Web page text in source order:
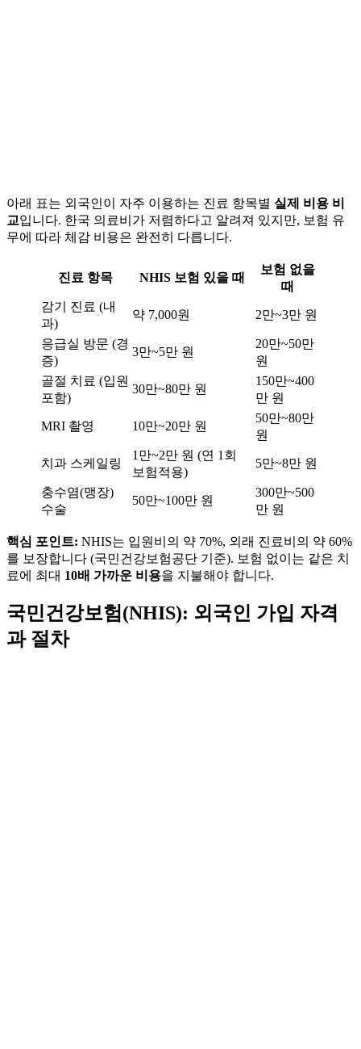
아래 표는 외국인이 자주 이용하는 진료 항목별 실제 비용 비
교입니다. 한국 의료비가 저렴하다고 알려져 있지만, 보험 유
무에 따라 체감 비용은 완전히 다릅니다.
진료 항목 NHIS 보험 있을 때
보험 없을
때
감기 진료 (내
과)
약 7,000원 2만~3만 원
응급실 방문 (경
증)
3만~5만 원
20만~50만
원
골절 치료 (입원
포함)
30만~80만 원
150만~400
만 원
MRI 촬영 10만~20만 원
50만~80만
원
치과 스케일링
1만~2만 원 (연 1회
보험적용)
5만~8만 원
충수염(맹장)
수술
50만~100만 원
300만~500
만 원
핵심 포인트: NHIS는 입원비의 약 70%, 외래 진료비의 약 60%
를 보장합니다 (국민건강보험공단 기준). 보험 없이는 같은 치
료에 최대 10배 가까운 비용을 지불해야 합니다.
국민건강보험(NHIS): 외국인 가입 자격
과 절차